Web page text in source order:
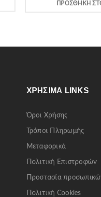
ΠΡΟΣΘΉΚΗ
ΧΡΉΣΙΜΑ LINKS
Όροι Χρήσης
Τρόποι Πληρωμής
Μεταφορικά
Πολιτική Επιστροφών
Προστασία
Πολιτική Cookies